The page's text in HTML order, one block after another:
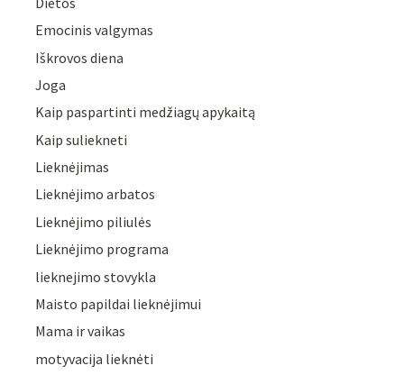
Emocinis valgymas
Iškrovos diena
Joga
Kaip paspartinti medžiagų apykaitą
Kaip suliekneti
Lieknėjimas
Lieknėjimo arbatos
Lieknėjimo piliulės
Lieknėjimo programa
lieknejimo stovykla
Maisto papildai lieknėjimui
Mama ir vaikas
motyvacija lieknėti